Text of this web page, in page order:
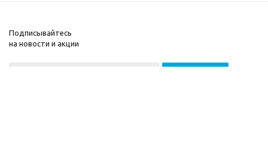
Подписывайтесь
на новости и акции